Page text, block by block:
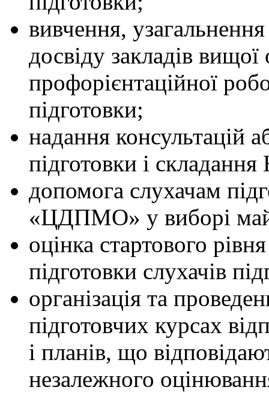
вивчення,
досвіду закладів
профорієнтаційної
підготовки;
надання консультацій
підготовки і
допомога слухачам
«ЦДПМО» у виборі
оцінка стартового
підготовки слухачів
організація та
підготовчих курсах
і планів, що
незалежного